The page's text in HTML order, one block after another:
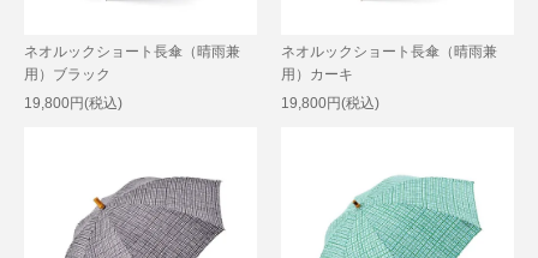
ネオルックショート長傘（晴雨兼
用）ブラック
19,800円(税込)
ネオルックショート長傘（晴雨兼
用）カーキ
19,800円(税込)